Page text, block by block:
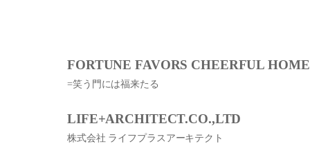
FORTUNE FAVORS CHEERFUL
=笑う門には福来たる
LIFE+ARCHITECT.CO.,LTD
株式会社 ライフプラスアーキテクト